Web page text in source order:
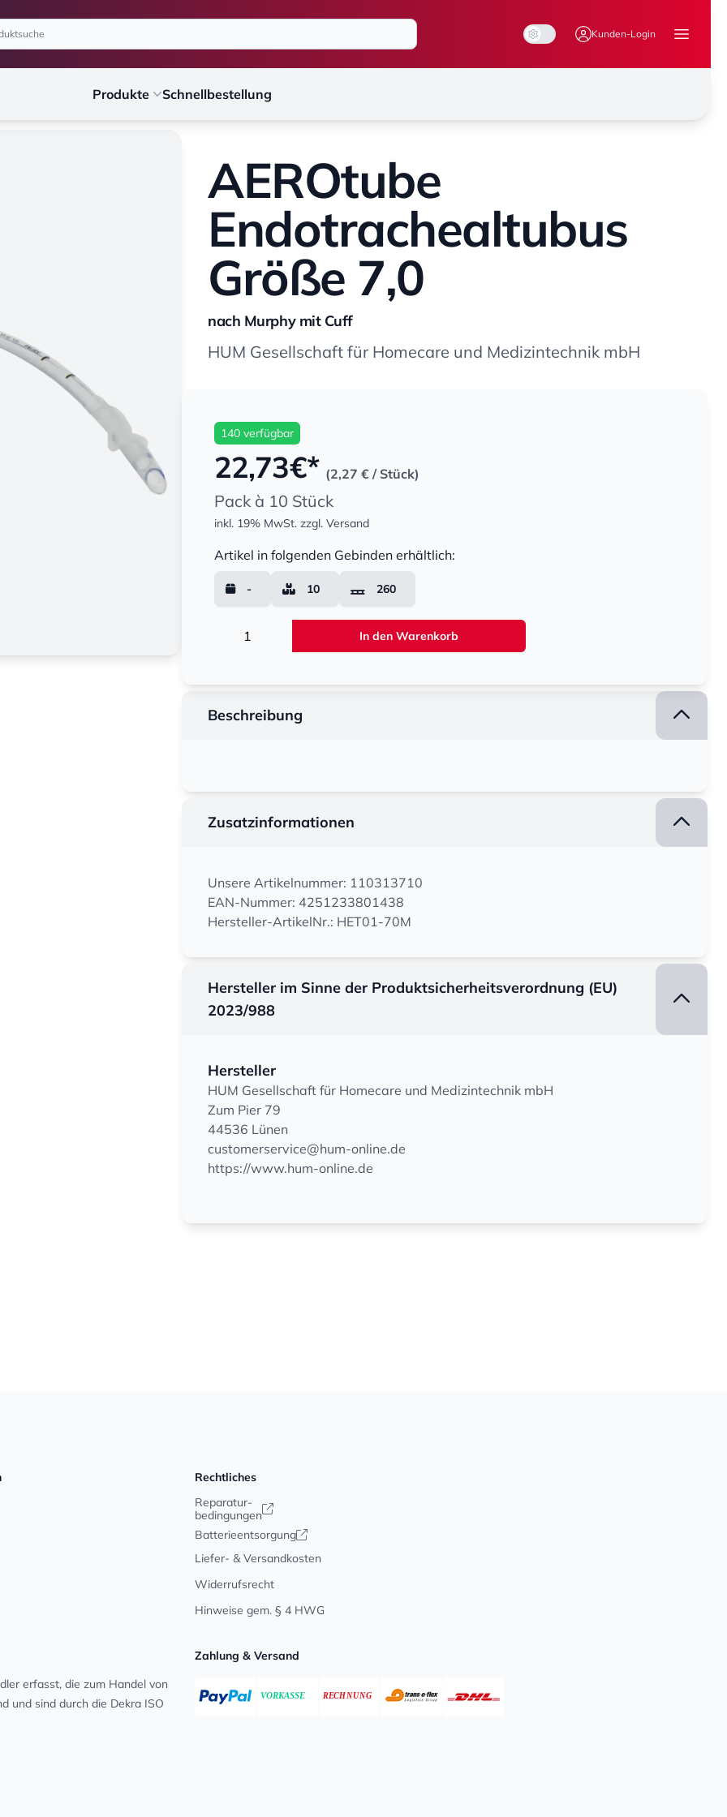
System Mode
Light Mode
Dark Mode Kunden-Login
Menü
Produkte Schnellbestellung
AEROtube
Endotrachealtubus
Größe 7,0
nach Murphy mit Cuff
HUM Gesellschaft für Homecare und Medizintechnik mbH
140 verfügbar
22,73€* (2,27 € / Stück)
Pack à 10 Stück
inkl. 19% MwSt. zzgl. Versand
Artikel in folgenden Gebinden erhältlich:
- 10 260
In den Warenkorb
Beschreibung
Zusatzinformationen
Unsere Artikelnummer: 110313710
EAN-Nummer: 4251233801438
Hersteller-ArtikelNr.: HET01-70M
Hersteller im Sinne der Produktsicherheitsverordnung (EU)
2023/988
Hersteller
HUM Gesellschaft für Homecare und Medizintechnik mbH
Zum Pier 79
44536 Lünen
customerservice@hum-online.de
https://www.hum-online.de
Rechtliches
Reparatur-
bedingungen
Batterieentsorgung
Liefer- & Versandkosten
Widerrufsrecht
Hinweise gem. § 4 HWG
erfasst, die zum Handel von
und sind durch die Dekra ISO
Zahlung & Versand